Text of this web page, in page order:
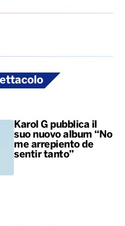
Karol G pubblica il
suo nuovo album “No
me arrepiento de
sentir tanto”